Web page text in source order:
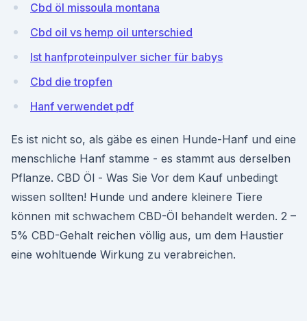
Cbd öl missoula montana
Cbd oil vs hemp oil unterschied
Ist hanfproteinpulver sicher für babys
Cbd die tropfen
Hanf verwendet pdf
Es ist nicht so, als gäbe es einen Hunde-Hanf und eine
menschliche Hanf stamme - es stammt aus derselben
Pflanze. CBD Öl - Was Sie Vor dem Kauf unbedingt
wissen sollten! Hunde und andere kleinere Tiere
können mit schwachem CBD-Öl behandelt werden. 2 –
5% CBD-Gehalt reichen völlig aus, um dem Haustier
eine wohltuende Wirkung zu verabreichen.